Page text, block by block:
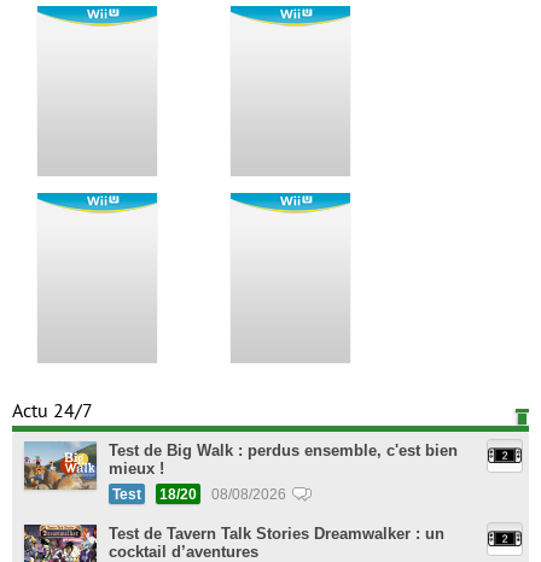
Actu 24/7
Test de Big Walk : perdus ensemble, c'est bien
mieux !
Test 18/20 08/08/2026
Test de Tavern Talk Stories Dreamwalker : un
cocktail d’aventures